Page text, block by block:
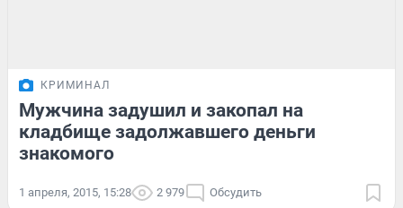
КРИМИНАЛ
Мужчина задушил и закопал на
кладбище задолжавшего деньги
знакомого
1 апреля, 2015, 15:28 2 979 Обсудить